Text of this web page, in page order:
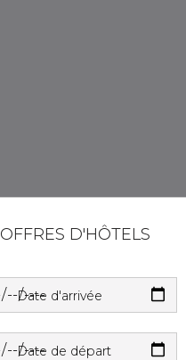
OFFRES D'HÔTELS
Date d'arrivée
Date de départ